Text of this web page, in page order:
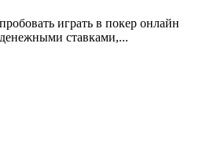
играть в покер онлайн
ставками,...